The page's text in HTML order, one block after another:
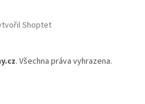
Shoptet
. Všechna práva vyhrazena.